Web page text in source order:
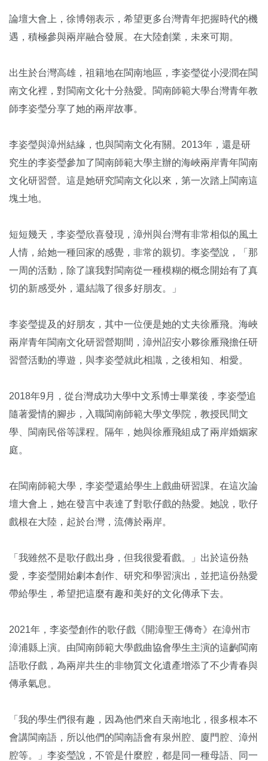
論壇大會上，徐博翎表示，希望更多台灣青年把握時代的機
遇，積極參與兩岸融合發展。在大陸創業，未來可期。
出生於台灣高雄，祖籍地在閩南地區，李姿瑩從小浸潤在閩
南文化裡，對閩南文化十分熱愛。閩南師範大學台灣青年教
師李姿瑩分享了她的兩岸故事。
李姿瑩與漳州結緣，也與閩南文化有關。2013年，還是研
究生的李姿瑩參加了閩南師範大學主辦的海峽兩岸青年閩南
文化研習營。這是她研究閩南文化以來，第一次踏上閩南這
塊土地。
短短幾天，李姿瑩欣喜發現，漳州與台灣有非常相似的風土
人情，給她一種回家的感覺，非常的親切。李姿瑩說，「那
一周的活動，除了讓我對閩南從一種模糊的概念開始有了真
切的新感受外，還結識了很多好朋友。」
李姿瑩提及的好朋友，其中一位便是她的丈夫徐雁飛。海峽
兩岸青年閩南文化研習營期間，漳州詔安小夥徐雁飛擔任研
習營活動的導遊，與李姿瑩就此相識，之後相知、相愛。
2018年9月，從台灣成功大學中文系博士畢業後，李姿瑩追
隨著愛情的腳步，入職閩南師範大學文學院，教授民間文
學、閩南民俗等課程。隔年，她與徐雁飛組成了兩岸婚姻家
庭。
在閩南師範大學，李姿瑩還給學生上戲曲研習課。在這次論
壇大會上，她在發言中表達了對歌仔戲的熱愛。她說，歌仔
戲根在大陸，起於台灣，流傳於兩岸。
「我雖然不是歌仔戲出身，但我很愛看戲。」出於這份熱
愛，李姿瑩開始劇本創作、研究和學習演出，並把這份熱愛
帶給學生，希望把這麼有趣和美好的文化傳承下去。
2021年，李姿瑩創作的歌仔戲《開漳聖王傳奇》在漳州市
漳浦縣上演。由閩南師範大學戲曲協會學生主演的這齣閩南
語歌仔戲，為兩岸共生的非物質文化遺產增添了不少青春與
傳承氣息。
「我的學生們很有趣，因為他們來自天南地北，很多根本不
會講閩南語，所以他們的閩南語會有泉州腔、廈門腔、漳州
腔等。」李姿瑩說，不管是什麼腔，都是同一種母語、同一